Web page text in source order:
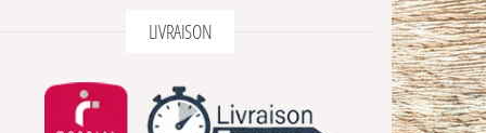
LIVRAISON